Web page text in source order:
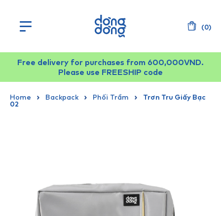
(0)
Free delivery for purchases from 600,000VND.
Please use FREESHIP code
Home Backpack Phối Trầm
Trơn Tru Giấy Bạc
02